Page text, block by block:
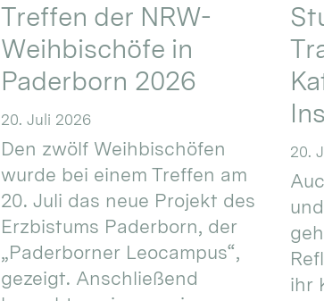
Treffen der NRW-
Weihbischöfe in
Paderborn 2026
20. Juli 2026
Den zwölf Weihbischöfen
wurde bei einem Treffen am
20. Juli das neue Projekt des
Erzbistums Paderborn, der
„Paderborner Leocampus“,
gezeigt. Anschließend
20.
ihr